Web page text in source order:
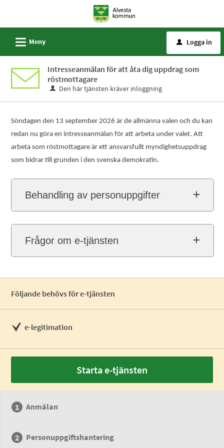
tjänster
Alvesta
kommun
L Meny u Logga in
Intresseanmälan för att åta dig uppdrag som
röstmottagare
Den här tjänsten kräver inloggning
Söndagen den 13 september 2026 är de allmänna valen och du kan
redan nu göra en intresseanmälan för att arbeta under valet. Att
arbeta som röstmottagare är ett ansvarsfullt myndighetsuppdrag
som bidrar till grunden i den svenska demokratin.
Behandling av personuppgifter
Frågor om e-tjänsten
Följande behövs för e-tjänsten
e-legitimation
Starta e-tjänsten
Anmälan
Personuppgiftshantering